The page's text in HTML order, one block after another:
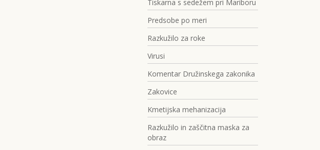
Tiskarna s sedežem pri Mariboru
Predsobe po meri
Razkužilo za roke
Virusi
Komentar Družinskega zakonika
Zakovice
Kmetijska mehanizacija
Razkužilo in zaščitna maska za
obraz